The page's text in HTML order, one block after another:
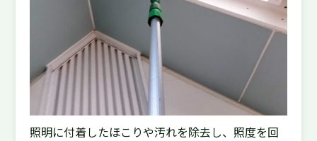
照明に付着したほこりや汚れを除去し、照度を回